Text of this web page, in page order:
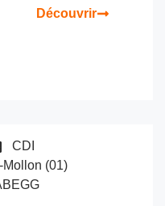
Découvrir
CDI
(01)